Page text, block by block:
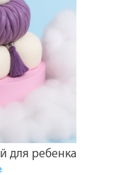
для ребенка